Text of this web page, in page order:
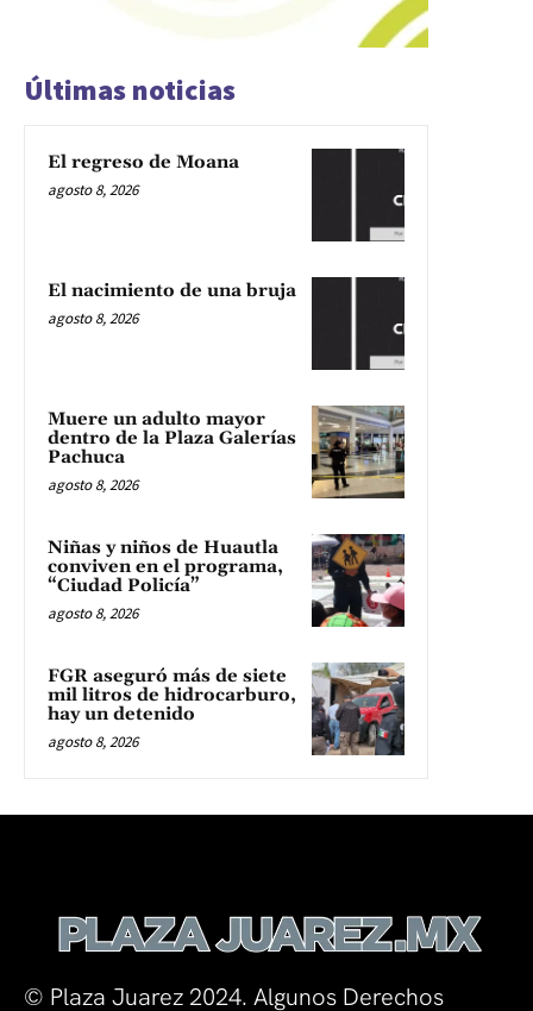
Últimas noticias
El regreso de Moana
agosto 8, 2026
El nacimiento de una bruja
agosto 8, 2026
Muere un adulto mayor
dentro de la Plaza Galerías
Pachuca
agosto 8, 2026
Niñas y niños de Huautla
conviven en el programa,
“Ciudad Policía”
agosto 8, 2026
FGR aseguró más de siete
mil litros de hidrocarburo,
hay un detenido
agosto 8, 2026
© Plaza Juarez 2024. Algunos Derechos